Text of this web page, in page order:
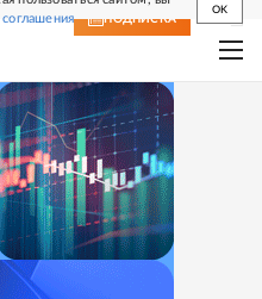
соглашения
OK
ПОДПИСКА